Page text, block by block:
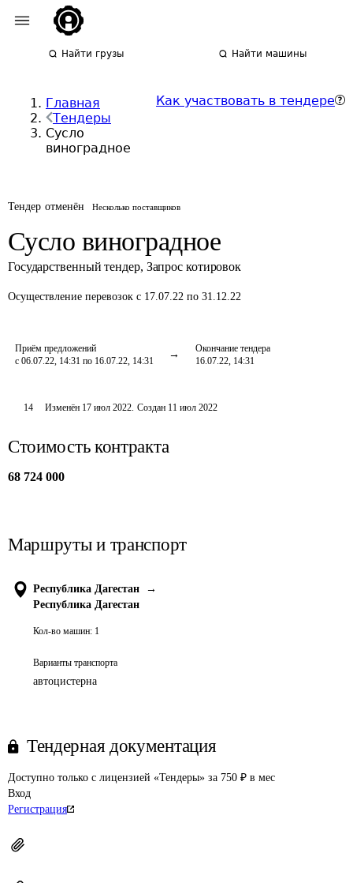
Найти грузы Найти машины
Главная
Тендеры
Сусло
виноградное
Как участвовать в тендере
Тендер отменён Несколько поставщиков
Сусло виноградное
Государственный тендер, Запрос котировок
Осуществление перевозок с 17.07.22 по 31.12.22
Приём предложений
с 06.07.22, 14:31 по 16.07.22, 14:31
Окончание тендера
16.07.22, 14:31
14 Изменён 17 июл 2022. Создан 11 июл 2022
Стоимость контракта
68 724 000
Маршруты и транспорт
Республика Дагестан
→
Республика Дагестан
Кол-во машин: 1
Варианты транспорта
автоцистерна
Тендерная документация
Доступно только с лицензией «Тендеры» за 750 ₽ в мес
Вход
Регистрация